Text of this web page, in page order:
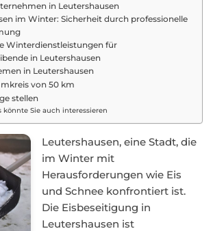
in Leutershausen
im Winter: Sicherheit durch professionelle
Winterdienstleistungen für
in Leutershausen
in Leutershausen
von 50 km
stellen
könnte Sie auch interessieren
Leutershausen, eine Stadt, die
im Winter mit
Herausforderungen wie Eis
und Schnee konfrontiert ist.
Die Eisbeseitigung in
Leutershausen ist